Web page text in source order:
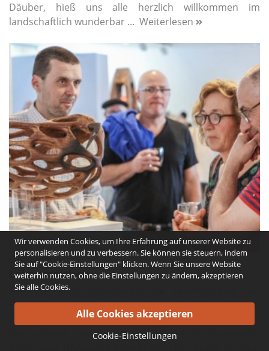
Däuber, hieß uns alle herzlich willkommen im
landschaftlich wunderbar ... Weiterlesen
12 Juni 2019
Lebenszeichen
Alle drei Jahre veranstaltet die Landesinnung der
Holzbildhauer Baden-Württemberg den Europäischen
Gestaltungswettbewerb, zu dem Holzbildhauer aus
Deutschland, der Schweiz, Österreich, Frankreich,
Wir verwenden Cookies, um Ihre Erfahrung auf unserer Website zu
personalisieren und zu verbessern. Sie können sie steuern, indem
Sie auf "Cookie-Einstellungen" klicken. Wenn Sie unsere Website
weiterhin nutzen, ohne die Einstellungen zu ändern, akzeptieren
Sie alle Cookies.
Cookie-Einstellungen